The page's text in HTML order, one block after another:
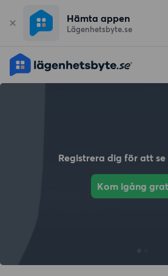
Hämta appen
Lägenhetsbyte.se
Registrera dig för att
Kom igång